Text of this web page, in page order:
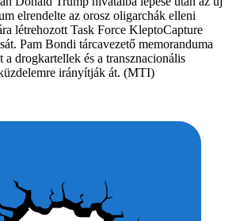
elrendelte az orosz oligarchák elleni
létrehozott Task Force KleptoCapture
Pam Bondi tárcavezető memoranduma
a drogkartellek és a transznacionális
irányítják át. (MTI)